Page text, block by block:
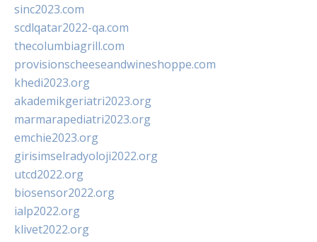
sinc2023.com
scdlqatar2022-qa.com
thecolumbiagrill.com
provisionscheeseandwineshoppe.com
khedi2023.org
akademikgeriatri2023.org
marmarapediatri2023.org
emchie2023.org
girisimselradyoloji2022.org
utcd2022.org
biosensor2022.org
ialp2022.org
klivet2022.org